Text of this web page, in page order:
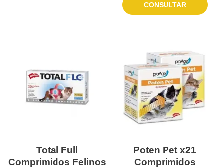
CONSULTAR
Total Full
Comprimidos Felinos
Poten Pet x21
Comprimidos